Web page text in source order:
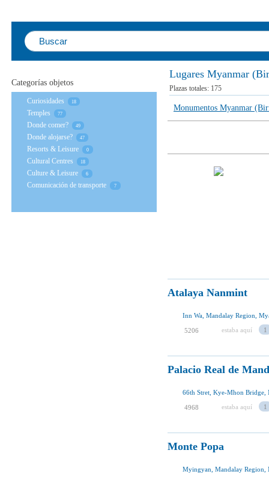
Lugares Myanmar
Plazas totales: 175
Monumentos Myanmar
Atalaya Nanmint
Inn Wa, Mandalay Region,
5206 estaba aquí 1
Palacio Real de
66th Stret, Kye-Mhon Bridge,
4968 estaba aquí 1
Monte Popa
Myingyan, Mandalay Region,
Categorías objetos
Curiosidades 18
Temples 77
Donde comer? 49
Donde alojarse? 47
Resorts & Leisure 0
Cultural Centres 18
Culture & Leisure 6
Comunicación de transporte 7